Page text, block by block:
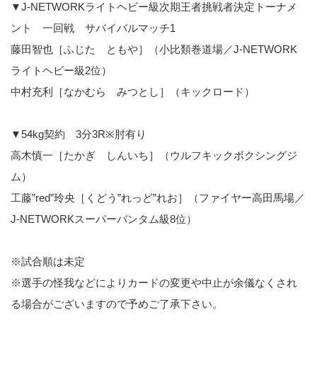
▼J-NETWORKライトヘビー級次期王者挑戦者決定トーナメ
ント 一回戦 サバイバルマッチ1
藤田智也［ふじた ともや］（小比類巻道場／J-NETWORK
ライトヘビー級2位）
中村充利［なかむら みつとし］（キックロード）
▼54kg契約 3分3R※肘有り
高木慎一［たかぎ しんいち］（ウルフキックボクシングジ
ム）
工藤”red”玲央［くどう”れっど”れお］（ファイヤー高田馬場／
J-NETWORKスーパーバンタム級8位）
※試合順は未定
※選手の怪我などによりカードの変更や中止が余儀なくされ
る場合がございますので予めご了承下さい。